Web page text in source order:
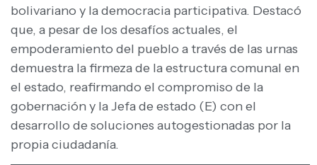
bolivariano y la democracia participativa. Destacó
que, a pesar de los desafíos actuales, el
empoderamiento del pueblo a través de las urnas
demuestra la firmeza de la estructura comunal en
el estado, reafirmando el compromiso de la
gobernación y la Jefa de estado (E) con el
desarrollo de soluciones autogestionadas por la
propia ciudadanía.